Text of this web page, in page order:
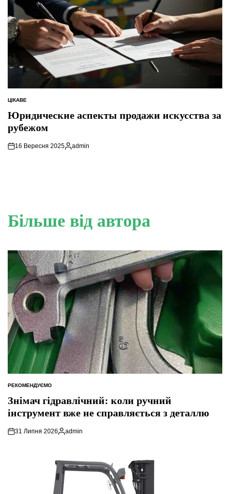
ОПУБЛІКУВАТИ
ЦІКАВЕ
Юридические аспекты продажи искусства за
рубежом
16 Вересня 2025
Опубліковано
admin
Більше від автора
ОПУБЛІКУВАТИ
РЕКОМЕНДУЄМО
Знімач гідравлічний: коли ручний
інструмент вже не справляється з деталлю
31 Липня 2026
Опубліковано
admin